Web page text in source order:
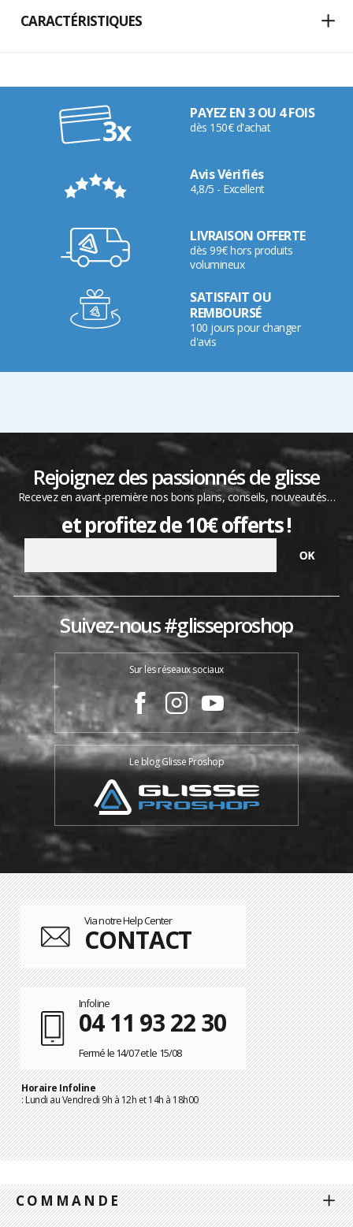
CARACTÉRISTIQUES
PAYEZ EN 3 OU 4 FOIS
dès 150€ d'achat
Avis Vérifiés
4,8/5 - Excellent
LIVRAISON OFFERTE
dès 99€ hors produits
volumineux
SATISFAIT OU
REMBOURSÉ
100 jours pour changer
d'avis
Rejoignez des passionnés de glisse
Recevez en avant-première nos bons plans, conseils, nouveautés…
et profitez de 10€ offerts !
Suivez-nous #glisseproshop
Sur les réseaux sociaux
Le blog Glisse Proshop
Via notre Help Center
CONTACT
Infoline
04 11 93 22 30
Fermé le 14/07 et le 15/08
Horaire Infoline
: Lundi au Vendredi 9h à 12h et 14h à 18h00
COMMANDE